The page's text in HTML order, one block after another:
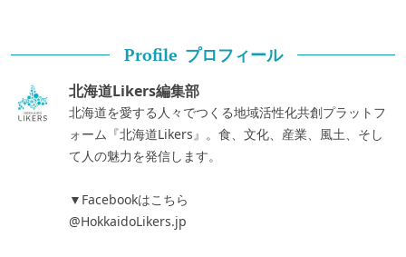
Profile プロフィール
北海道Likers編集部
北海道を愛する人々でつくる地域活性化共創プラットフ
ォーム『北海道Likers』。食、文化、産業、風土、そし
て人の魅力を発信します。
▼Facebookはこちら
@HokkaidoLikers.jp